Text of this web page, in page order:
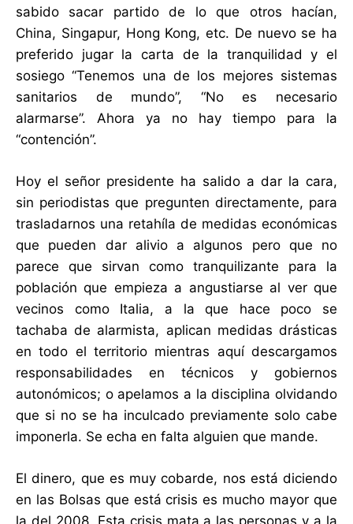
sabido sacar partido de lo que otros hacían,
China, Singapur, Hong Kong, etc. De nuevo se ha
preferido jugar la carta de la tranquilidad y el
sosiego “Tenemos una de los mejores sistemas
sanitarios de mundo”, “No es necesario
alarmarse”. Ahora ya no hay tiempo para la
“contención”.
Hoy el señor presidente ha salido a dar la cara,
sin periodistas que pregunten directamente, para
trasladarnos una retahíla de medidas económicas
que pueden dar alivio a algunos pero que no
parece que sirvan como tranquilizante para la
población que empieza a angustiarse al ver que
vecinos como Italia, a la que hace poco se
tachaba de alarmista, aplican medidas drásticas
en todo el territorio mientras aquí descargamos
responsabilidades en técnicos y gobiernos
autonómicos; o apelamos a la disciplina olvidando
que si no se ha inculcado previamente solo cabe
imponerla. Se echa en falta alguien que mande.
El dinero, que es muy cobarde, nos está diciendo
en las Bolsas que está crisis es mucho mayor que